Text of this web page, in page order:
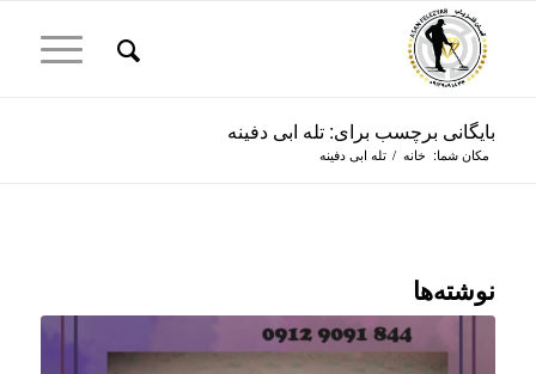
بایگانی برچسب برای: تله ابی دفینه
مکان شما: خانه / تله ابی دفینه
نوشته‌ها